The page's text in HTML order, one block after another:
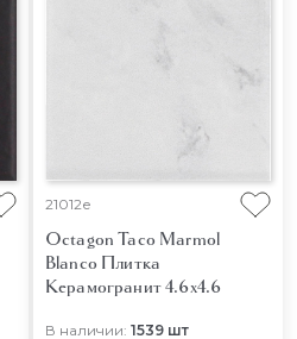
21012e
Octagon Taco Marmol
Blanco Плитка
Керамогранит 4.6x4.6
В наличии: 1539 шт